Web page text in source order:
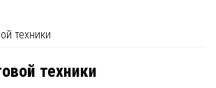
техники
техники